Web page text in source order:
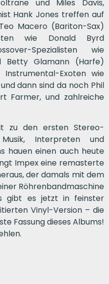
und Miles Davis,
Hank Jones treffen auf
Macero (Bariton-Sax)
wie Donald Byrd
Spezialisten wie
Betty Glamann (Harfe)
Exoten wie
dann sind da noch Phil
Farmer, und zahlreiche
zu den ersten Stereo-
Interpreten und
hauen einen auch heute
Impex eine remasterte
der damals mit dem
Röhrenbandmaschine
gibt es jetzt in feinster
Vinyl-Version – die
Fassung dieses Albums!